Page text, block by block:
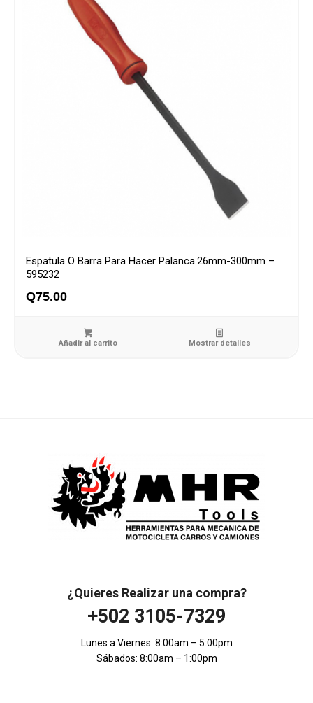
Espatula O Barra Para Hacer Palanca.26mm-300mm –
595232
Q75.00
Añadir al carrito Mostrar detalles
¿Quieres Realizar una compra?
+502 3105-7329
Lunes a Viernes: 8:00am – 5:00pm
Sábados: 8:00am – 1:00pm